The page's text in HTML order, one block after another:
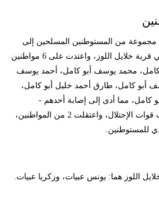
دخلت مجموعة من المستوطنين المسلحين إلى
اراضي المواطنين في قرية خلايل اللوز، واعتدت على 6 مواطنين
كامل، محمد يوسف أبو كامل، أحمد يوسف
أبو كامل، طارق أحمد خليل أبو كامل،
كامل، مما أدى إلى إصابة أحدهم -
برضوض، كما تدخلت قوات الإحتلال، واعتقلت 2 من المواطنين،
للمستوطنين.
اللوز هما: يونس عبيات، وزكريا عبيات.